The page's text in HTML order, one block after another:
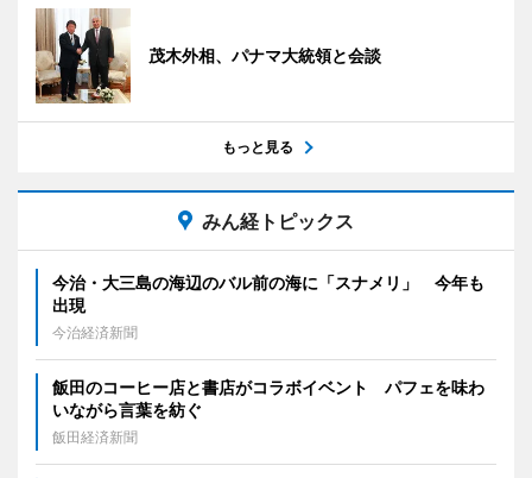
茂木外相、パナマ大統領と会談
もっと見る
みん経トピックス
今治・大三島の海辺のバル前の海に「スナメリ」 今年も
出現
今治経済新聞
飯田のコーヒー店と書店がコラボイベント パフェを味わ
いながら言葉を紡ぐ
飯田経済新聞